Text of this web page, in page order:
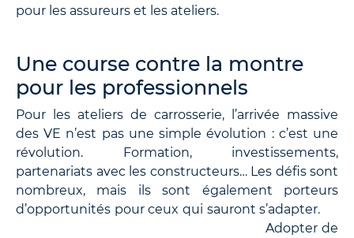
pour les assureurs et les ateliers.
Une course contre la montre
pour les professionnels
Pour les ateliers de carrosserie, l’arrivée massive
des VE n’est pas une simple évolution : c’est une
révolution. Formation, investissements,
partenariats avec les constructeurs… Les défis sont
nombreux, mais ils sont également porteurs
d’opportunités pour ceux qui sauront s’adapter.
Adopter de